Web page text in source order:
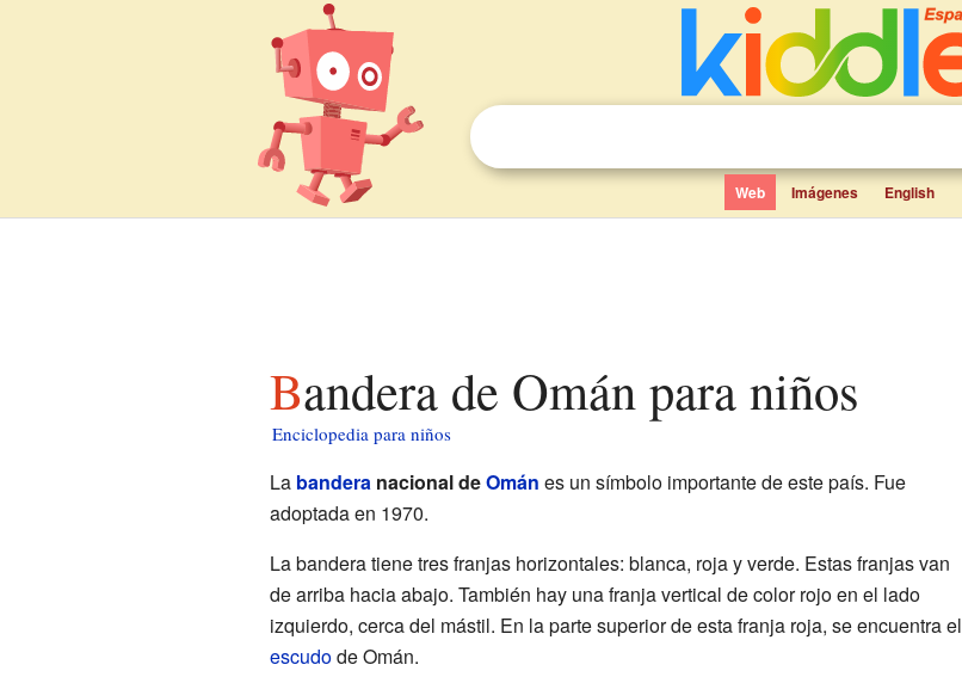
Web Imágenes English
Bandera de Omán para niños
Enciclopedia para niños
La banderanacional deOmán es un símbolo importante de este país. Fue
adoptada en 1970.
La bandera tiene tres franjas horizontales: blanca, roja y verde. Estas franjas van
de arriba hacia abajo. También hay una franja vertical de color rojo en el lado
izquierdo, cerca del mástil. En la parte superior de esta franja roja, se encuentra el
escudode Omán.